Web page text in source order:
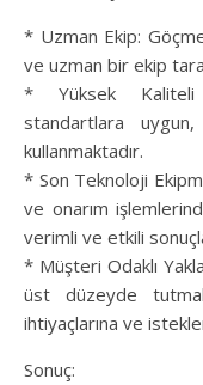
* Uzman Ekip:
ve uzman bir ekip
* Yüksek Kaliteli
standartlara
kullanmaktadır.
* Son Teknoloji
ve onarım
verimli ve etkili
* Müşteri Odaklı
üst düzeyde
ihtiyaçlarına ve
Sonuç: